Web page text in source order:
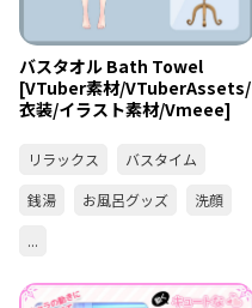
バスタオル Bath Towel
[VTuber素材/VTuberAssets/
衣装/イラスト素材/Vmeee]
リラックス
バスタイム
銭湯
お風呂グッズ
洗顔
...